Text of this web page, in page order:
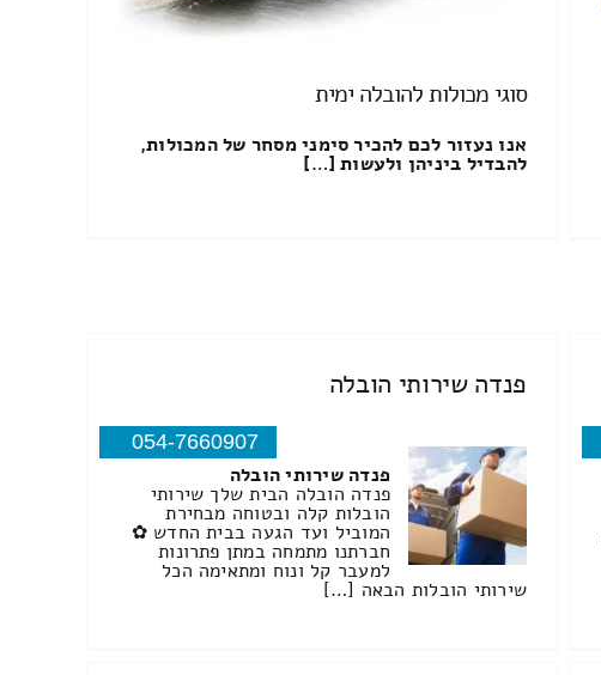
סוגי מכולות להובלה ימית
אנו נעזור לכם להכיר סימני מסחר של המכולות,
להבדיל ביניהן ולעשות […]
פנדה שירותי הובלה
054-7660907
פנדה שירותי הובלה
פנדה הובלה הבית שלך שירותי
הובלות קלה ובטוחה מבחירת
המוביל ועד הגעה בבית החדש ✿
חברתנו מתמחה במתן פתרונות
למעבר קל ונוח ומתאימה הכל
שירותי הובלות הבאה […]